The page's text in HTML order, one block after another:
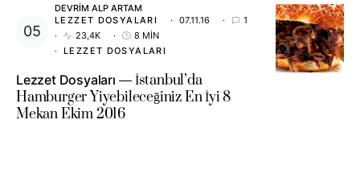
DEVRIM ALP ARTAM
LEZZET DOSYALARI
07.11.16
1
23,4K
8 MIN
LEZZET DOSYALARI
Lezzet Dosyaları
İstanbul’da
Hamburger Yiyebileceğiniz En İyi 8
Mekan Ekim 2016